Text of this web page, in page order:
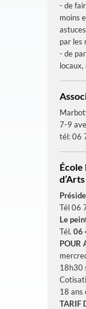
- de
moins
par les
- de
7-9
tél: 06
École
Tél 06
Le
Tél. 06
POUR
18h30
18 ans
TARIF